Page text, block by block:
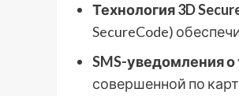
Технология 3D
SecureCode)
SMS-уведомления о
совершенной по